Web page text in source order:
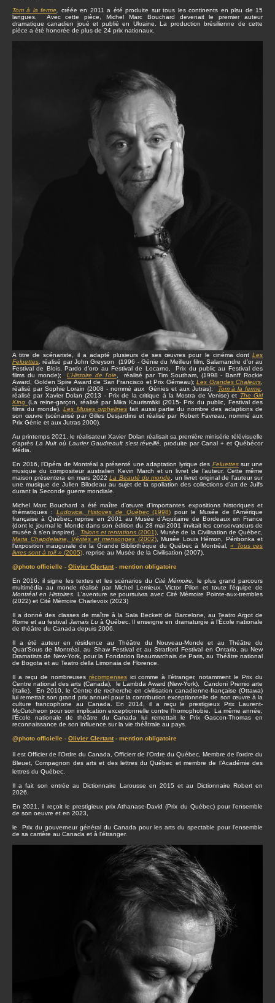
Tom à la ferme
créée en 2011 a été produite sur tous les continents en plsu de 15
langues. Avec cette pièce, Michel Marc Bouchard devenait le premier auteur
dramatique canadien joué et publié en Ukraine. La production brésilienne de cette
pièce a été honorée de plus de 24 prix nationaux.
A titre de scénariste, il a adapté plusieurs de ses œuvres pour le cinéma dont Les
Feluettes réalisé par John Greyson (1996 - Génie du Meilleur film, Salamandre d’or au
Festival de Blois, Pardo d’oro au Festival de Locarno, Prix du public au Festival des
films du monde);L’Histoire de l’oie , réalisé par Tim Southam, (1998 - Banff Rockie
Award, Golden Spire Award de San Francisco et Prix Gémeau); Les Grandes Chaleurs
réalisé par Sophie Lorain (2008 - nommé aux Génies et aux Jutras);
Tom à la ferme
réalisé par Xavier Dolan (2013 - Prix de la critique à la Mostra de Venise) et The Girl
King (La reine-garçon, réalisé par Mika Kaurismäki (2015- Prix du public, Festival des
films du monde).Les Muses orphelinesfait aussi partie du nombre des adaptions de
son œuvre (scénarisé par Gilles Desjardins et réalisé par Robert Favreau, nommé aux
Prix Génie et aux Jutras 2000).
Au printemps 2021, le réalisateur Xavier Dolan réalisait sa première minisérie télévisuelle
d’après La Nuit où Laurier Gaudreault s’est réveillé,produite par Canal + et Québécor
Média.
En 2016, l’Opéra de Montréal a présenté une adaptation lyrique des Feluettessur une
musique du compositeur australien Kevin March et un livret de l’auteur. Cette même
maison présentera en mars 2022La Beauté du monde
, un livret original de l’auteur sur
une musique de Julien Bilodeau au sujet de la spoliation des collections d’art de Juifs
durant la Seconde guerre mondiale.
Michel Marc Bouchard a été maître d'œuvre d'importantes expositions historiques et
thématiques : Ludovica, Histoires de Québec(1998) pour le Musée de l'Amérique
française à Québec, reprise en 2001 au Musée d'Aquitaine de Bordeaux en France
(dont le journal le Monde dans son édition du 28 mai 2001 invitait les conservateurs de
musée à s’en inspirer).
Talons et tentations(2001) , Musée de la Civilisation de Québec,
Maria Chapdelaine, Vérités et mensonges (2002), Musée Louis Hémon, Péribonka et
l'exposition inaugurale de la Grande Bibliothèque du Québec à Montréal,« Tous ces
livres sont à toi! » (2005) , reprise au Musée de la Civilisation (2007).
@photo officielle - Olivier Clertant- mention obligatoire
En 2016, il signe les textes et les scénarios du Cité Mémoire, le plus grand parcours
multimédia au monde réalisé par Michel Lemieux, Victor Pilon et toute l'équipe de
Montréal en Histoires. L'aventure se poursuivra avec Cité Mémoire Pointe-aux-trembles
(2022) et Cité Mémoire Charlevoix (2023)
Il a donné des classes de maître à la Sala Beckett de Barcelone, au Teatro Argot de
Rome et au festival Jamais Luà Québec. Il enseigne en dramaturgie à l’École nationale
de théâtre du Canada depuis 2006.
Il a été auteur en résidence au Théâtre du Nouveau-Monde et au Théâtre du
Quat’Sous de Montréal, au Shaw Festival et au Stratford Festival en Ontario, au New
Dramatists de New-York, pour la Fondation Beaumarchais de Paris, au Théâtre national
de Bogota et au Teatro della Limonaia de Florence.
Il a reçu de nombreuses récompensesici comme à l’étranger, notamment le Prix du
Centre national des arts (Canada), le Lambda Award (New-York), Candoni Premio arte
(Italie). En 2010, le Centre de recherche en civilisation canadienne-française (Ottawa)
lui remettait son grand prix annuel pour la contribution exceptionnelle de son œuvre à la
culture francophone au Canada. En 2014, il a reçu le prestigieux Prix Laurent-
McCutcheon pour son implication exceptionnelle contre l’homophobie. La même année,
l’École nationale de théâtre du Canada lui remettait le Prix Gascon-Thomas en
reconnaissance de son influence sur la vie théâtrale au pays.
@photo officielle - Olivier Clertant- mention obligatoire
Il est Officier de l'Ordre du Canada, Officierr de l'Ordre du Québec, Membre de l’ordre du
Bleuet, Compagnon des arts et des lettres du Québec et membre de l’Académie des
lettres du Québec.
Il a fait son entrée au Dictionnaire Larousse en 2015 et au Dictionnaire Robert en
2026.
En 2021, il reçoit le prestigieux prix Athanase-David (Prix du Québec) pour l’ensemble
de son oeuvre et en 2023,
le Prix du gouverneur général du Canada pour les arts du spectable pour l'ensemble
de sa carrière au Canada et à l'étranger.